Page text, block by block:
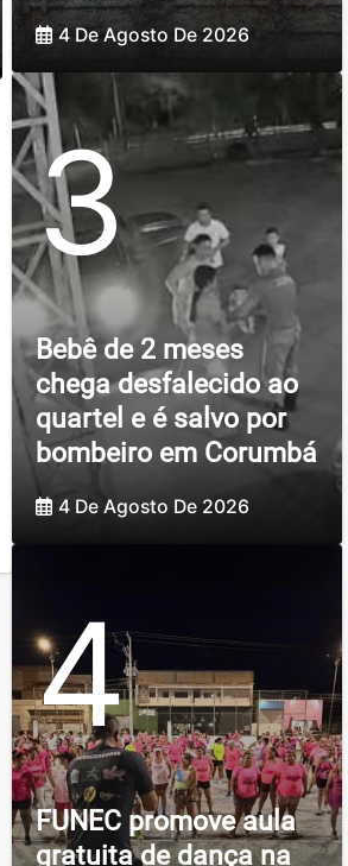
4 De Agosto De 2026
3
Bebê de 2 meses
chega desfalecido ao
quartel e é salvo por
bombeiro em Corumbá
4 De Agosto De 2026
4
FUNEC promove aula
gratuita de dança na